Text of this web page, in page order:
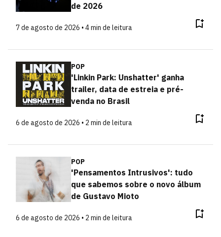
de 2026
7 de agosto de 2026 • 4 min de leitura
POP
'Linkin Park: Unshatter' ganha
trailer, data de estreia e pré-
venda no Brasil
6 de agosto de 2026 • 2 min de leitura
POP
'Pensamentos Intrusivos': tudo
que sabemos sobre o novo álbum
de Gustavo Mioto
6 de agosto de 2026 • 2 min de leitura